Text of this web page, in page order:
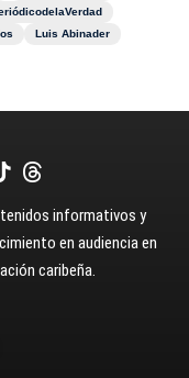
Luis Abinader
informativos y
en audiencia en
caribeña.